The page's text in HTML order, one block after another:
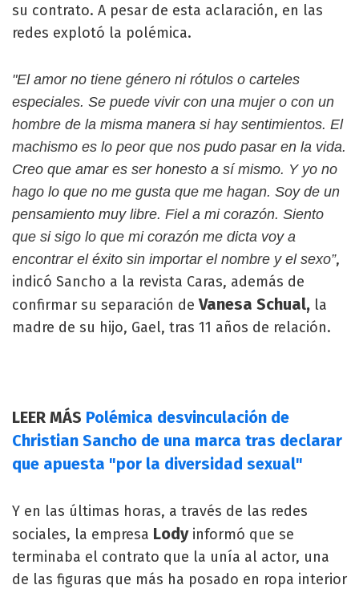
su contrato. A pesar de esta aclaración, en las
redes explotó la polémica.
"El amor no tiene género ni rótulos o carteles
especiales. Se puede vivir con una mujer o con un
hombre de la misma manera si hay sentimientos. El
machismo es lo peor que nos pudo pasar en la vida.
Creo que amar es ser honesto a sí mismo. Y yo no
hago lo que no me gusta que me hagan. Soy de un
pensamiento muy libre. Fiel a mi corazón. Siento
que si sigo lo que mi corazón me dicta voy a
encontrar el éxito sin importar el nombre y el sexo”,
indicó Sancho a la revista Caras, además de
confirmar su separación deVanesa Schual, la
madre de su hijo, Gael, tras 11 años de relación.
LEER MÁS Polémica desvinculación de
Christian Sancho de una marca tras declarar
que apuesta "por la diversidad sexual"
Y en las últimas horas, a través de las redes
sociales, la empresa Lodyinformó que se
terminaba el contrato que la unía al actor, una
de las figuras que más ha posado en ropa interior